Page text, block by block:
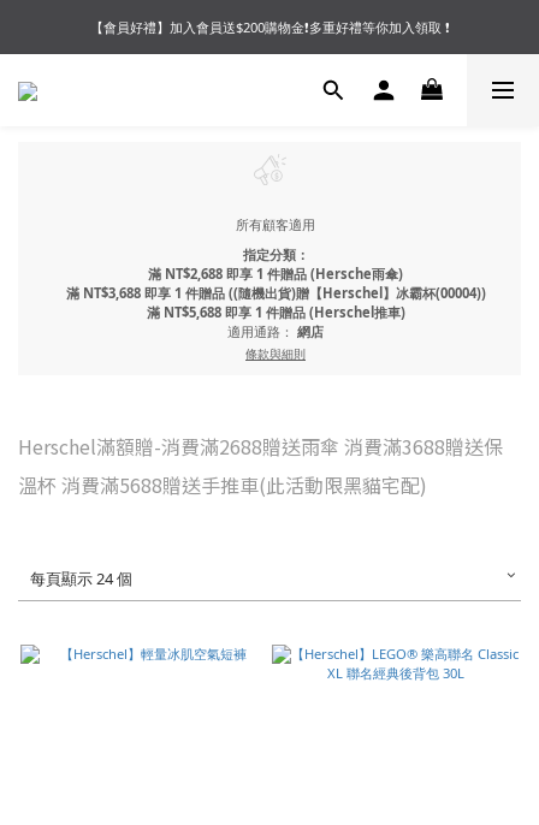
【夏末OUTLET】專區全面5折起❗超值入手就趁現在🔥
【會員好禮】加入會員送$200購物金❗多重好禮等你加入領取 ❗
【夏末OUTLET】專區全面5折起❗超值入手就趁現在🔥
所有顧客適用
指定分類：
滿 NT$2,688 即享 1 件贈品 (Hersche雨傘)
滿 NT$3,688 即享 1 件贈品 ((隨機出貨)贈【Herschel】冰霸杯(00004))
滿 NT$5,688 即享 1 件贈品 (Herschel推車)
適用通路： 網店
條款與細則
Herschel滿額贈-消費滿2688贈送雨傘 消費滿3688贈送保
溫杯 消費滿5688贈送手推車(此活動限黑貓宅配)
每頁顯示 24 個